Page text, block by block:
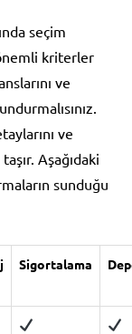
seçim
kriterler
ve
ve
Aşağıdaki
sunduğu
Sigortalama